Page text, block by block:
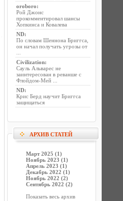
oroboro:
Рой Джонс
прокомментировал шансы
Хопкинса и Ковалева
ND:
По словам Шеннона Бриггса,
он начал получать угрозы от
Civilization:
Сауль Альварес не
заинтересован в реванше с
Флойдом-Мей ...
ND:
Крис Берд научит Бриггса
защищаться
АРХИВ СТАТЕЙ
Март 2025 (1)
Ноябрь 2023 (1)
Апрель 2023 (1)
Декабрь 2022 (1)
Ноябрь 2022 (2)
Сентябрь 2022 (2)
Показать весь архив